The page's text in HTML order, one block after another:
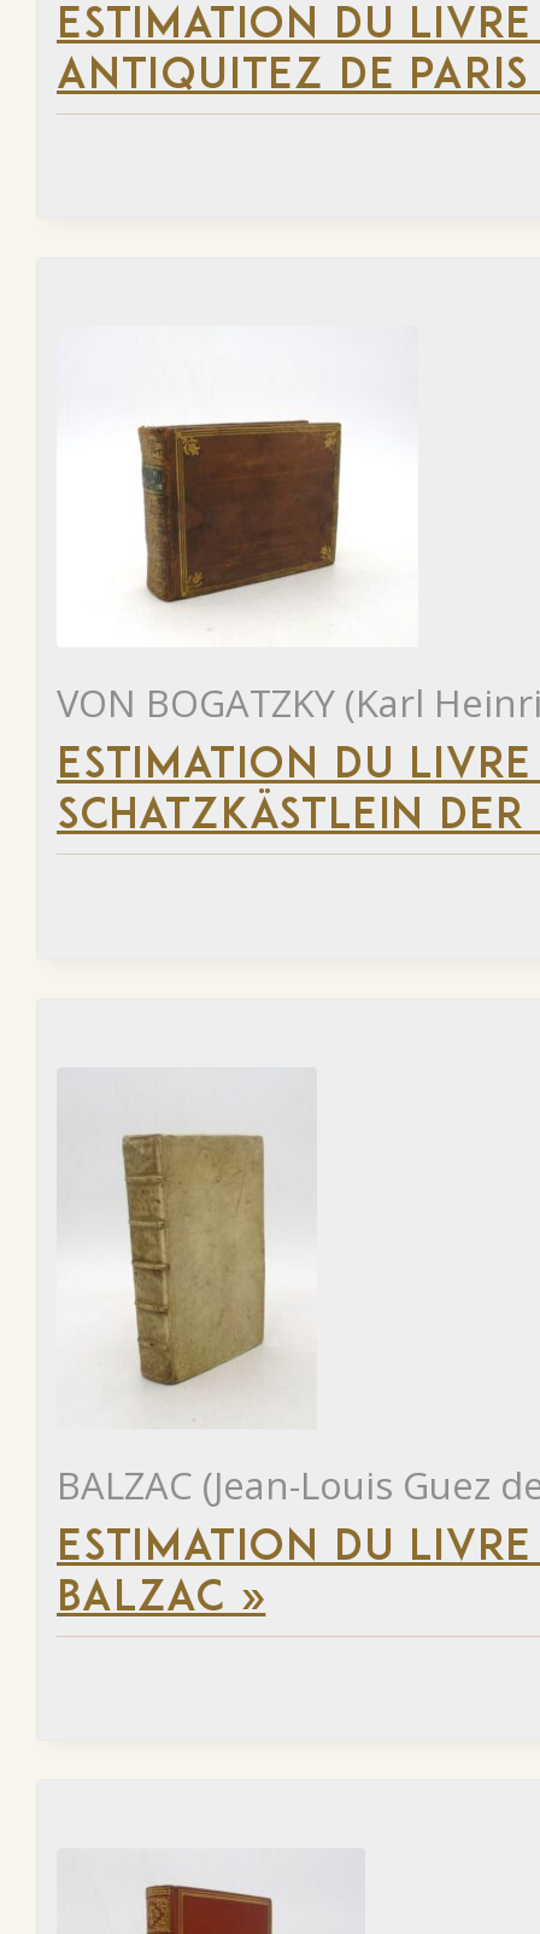
ESTIMATION DU
ANTIQUITEZ DE
VON BOGATZKY (Karl
ESTIMATION DU
SCHATZKÄSTLEIN
BALZAC (Jean-Louis Guez
ESTIMATION DU
BALZAC »